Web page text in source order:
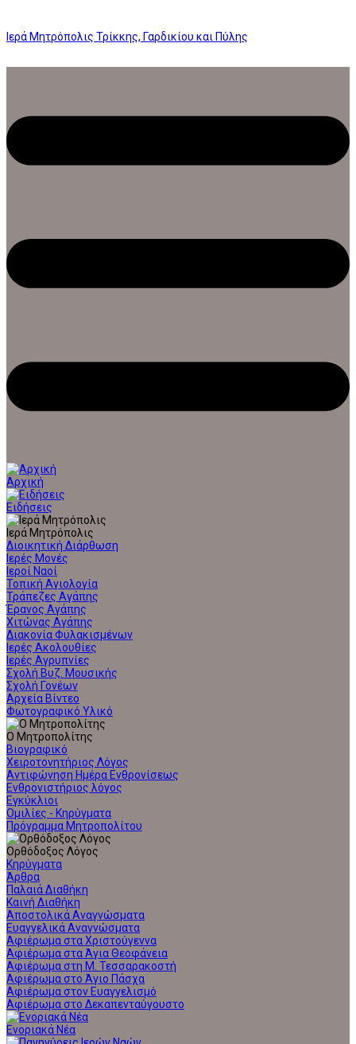
Ιερά Μητρόπολις Τρίκκης, Γαρδικίου και Πύλης
Αρχική
Ειδήσεις
Ιερά Μητρόπολις
Διοικητική Διάρθωση
Ιερές Μονές
Ιεροί Ναοί
Τοπική Αγιολογία
Τράπεζες Αγάπης
Έρανος Αγάπης
Χιτώνας Αγάπης
Διακονία Φυλακισμένων
Ιερές Ακολουθίες
Ιερές Αγρυπνίες
Σχολή Βυζ. Μουσικής
Σχολή Γονέων
Αρχεία Βίντεο
Φωτογραφικό Υλικό
Ο Μητροπολίτης
Βιογραφικό
Χειροτονητήριος Λόγος
Αντιφώνηση Ημέρα Ενθρονίσεως
Ενθρονιστήριος λόγος
Εγκύκλιοι
Ομιλίες - Κηρύγματα
Πρόγραμμα Μητροπολίτου
Ορθόδοξος Λόγος
Κηρύγματα
Άρθρα
Παλαιά Διαθήκη
Καινή Διαθήκη
Αποστολικά Αναγνώσματα
Ευαγγελικά Αναγνώσματα
Αφιέρωμα στα Χριστούγεννα
Αφιέρωμα στα Άγια Θεοφάνεια
Αφιέρωμα στη Μ. Τεσσαρακοστή
Αφιέρωμα στο Άγιο Πάσχα
Αφιέρωμα στον Ευαγγελισμό
Αφιέρωμα στο Δεκαπενταύγουστο
Ενοριακά Νέα